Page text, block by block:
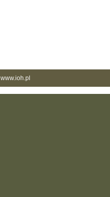
www.ioh.pl